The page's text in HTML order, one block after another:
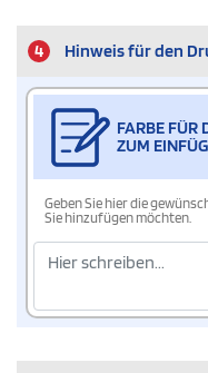
4 Hinweis für den
FARBE FÜR
ZUM
Geben Sie hier die
Sie hinzufügen möchten.